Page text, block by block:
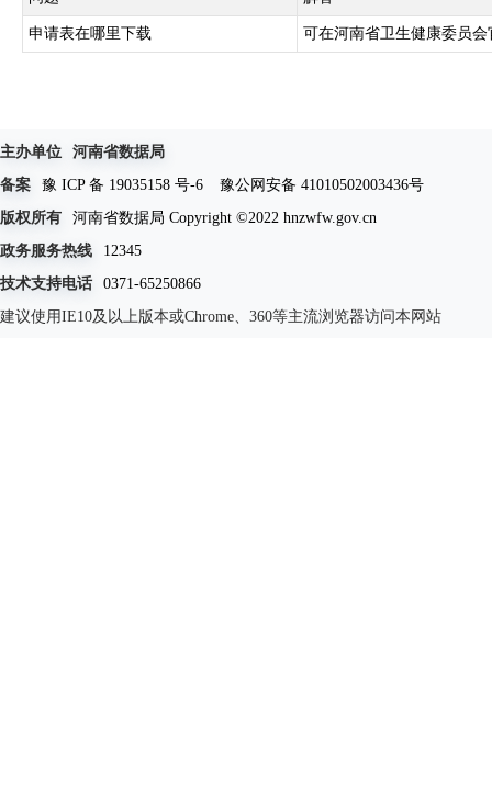
申请表在哪里下载 可在河南省卫生健康委员
主办单位
河南省数据局
备案
豫 ICP 备 19035158 号-6
豫公网安备 41010502003436号
版权所有
河南省数据局 Copyright ©2022 hnzwfw.gov.cn
政务服务热线
12345
技术支持电话
0371-65250866
建议使用IE10及以上版本或Chrome、360等主流浏览器访问本网站